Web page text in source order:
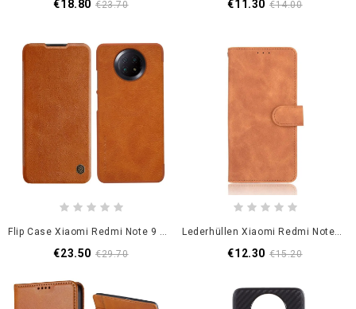
€18.80 €23.70 €11.30 €14.00
Flip Case Xiaomi Redmi Note 9 5G / Note 9T 5G Schwarz Nillkin-Qin-Serie
€23.50 €29.70
Lederhüllen Xiaomi Redmi Note 9 5G / Note 9T 5G Schwarz Hautberührung
€12.30 €15.20